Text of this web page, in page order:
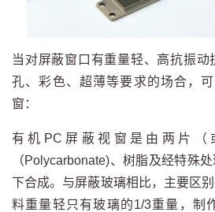
当对屏蔽窗口有重量轻、高抗振
孔、彩色、超薄等要求的场合，
窗：
有机PC屏蔽视窗是由两片（
（Polycarbonate)、树脂及经特殊
下合成。与屏蔽玻璃相比，主要区
料重量轻只有玻璃的1/3重量，制